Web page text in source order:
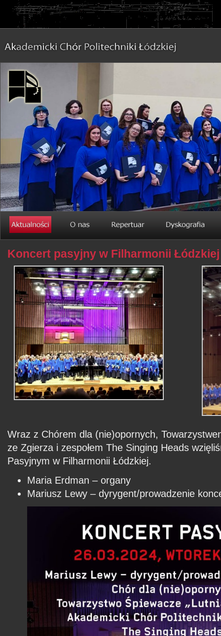
Koncert pasyjny w Filharmonii Łódzkiej
Wraz z Chórem dla (nie)opornych,
ze Zgierza i zespołem The Singing Heads
Pasyjnym w Filharmonii Łódzkiej.
Maria Erdman – organy
Mariusz Lewy – dyrygent/prowadzenie